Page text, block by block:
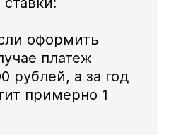
оформить
платеж
рублей, а за год
примерно 1